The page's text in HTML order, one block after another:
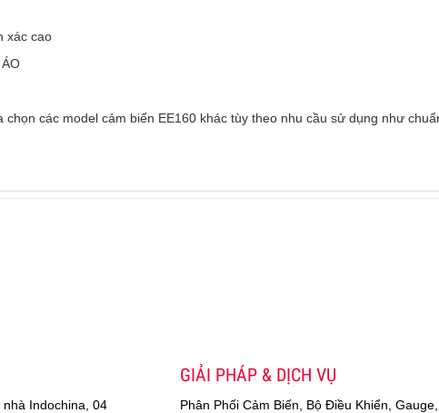
xác cao
chọn các model cảm biến EE160 khác tùy theo nhu cầu sử dụng như
Indochina, 04
GIẢI PHÁP & DỊCH VỤ
Phân Phối Cảm Biến, Bộ Điều Khiển, Gauge,